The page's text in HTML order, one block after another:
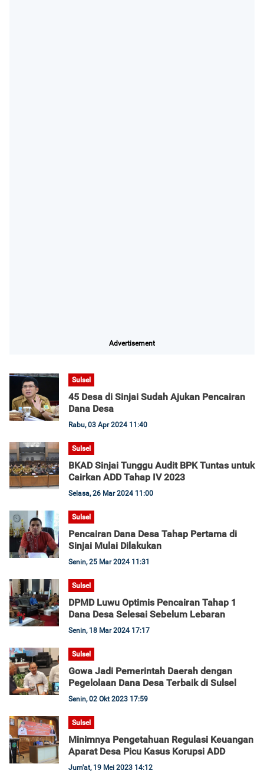
Advertisement
Sulsel
45 Desa di Sinjai Sudah Ajukan Pencairan
Dana Desa
Rabu, 03 Apr 2024 11:40
Sulsel
BKAD Sinjai Tunggu Audit BPK Tuntas untuk
Cairkan ADD Tahap IV 2023
Selasa, 26 Mar 2024 11:00
Sulsel
Pencairan Dana Desa Tahap Pertama di
Sinjai Mulai Dilakukan
Senin, 25 Mar 2024 11:31
Sulsel
DPMD Luwu Optimis Pencairan Tahap 1
Dana Desa Selesai Sebelum Lebaran
Senin, 18 Mar 2024 17:17
Sulsel
Gowa Jadi Pemerintah Daerah dengan
Pegelolaan Dana Desa Terbaik di Sulsel
Senin, 02 Okt 2023 17:59
Sulsel
Minimnya Pengetahuan Regulasi Keuangan
Aparat Desa Picu Kasus Korupsi ADD
Jum'at, 19 Mei 2023 14:12